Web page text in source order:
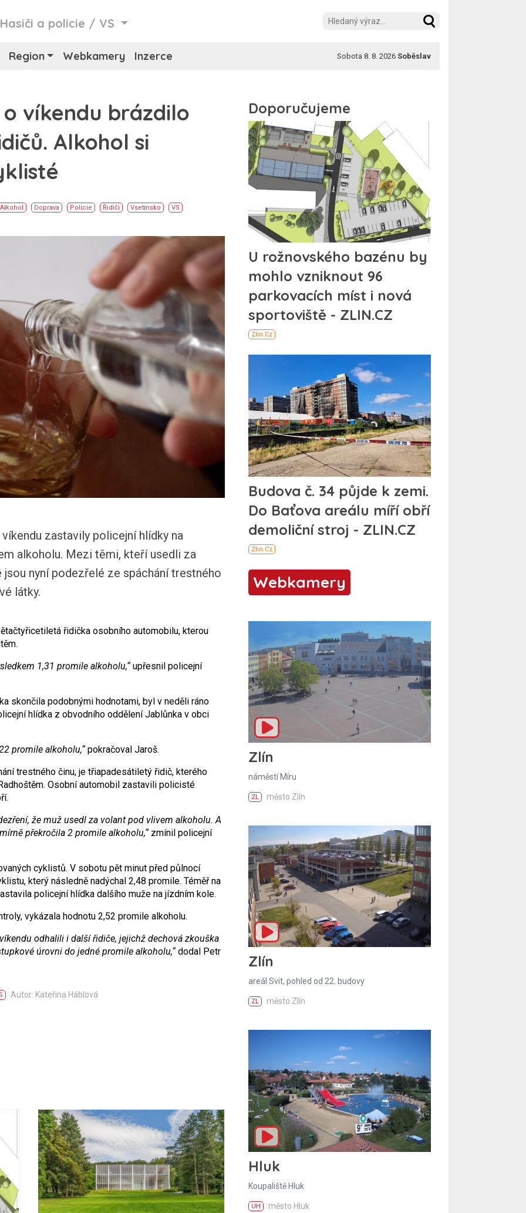
Hasiči a policie / VS
Region Webkamery Inzerce Sobota 8. 8. 2026 Soběslav
víkendu brázdilo
Alkohol si
Alkohol Doprava Policie Řidiči Vsetínsko VS
zastavily policejní hlídky na
alkoholu. Mezi těmi, kteří usedli za
nyní podezřelé ze spáchání trestného
látky.
řidička osobního automobilu, kterou
1,31 promile alkoholu,“upřesnil policejní
skončila podobnými hodnotami, byl v neděli ráno
hlídka z obvodního oddělení Jablůnka v obci
promile alkoholu,“pokračoval Jaroš.
trestného činu, je třiapadesátiletý řidič, kterého
Osobní automobil zastavili policisté
že muž usedl za volant pod vlivem alkoholu. A
překročila 2 promile alkoholu,“zmínil policejní
cyklistů. V sobotu pět minut před půlnocí
který následně nadýchal 2,48 promile. Téměř na
policejní hlídka dalšího muže na jízdním kole.
vykázala hodnotu 2,52 promile alkoholu.
odhalili i další řidiče, jejichž dechová zkouška
úrovni do jedné promile alkoholu,“dodal Petr
Autor: Kateřina Háblová
Webkamery
Zlín
náměstí Míru
ZL město Zlín
Zlín
areál Svit, pohled od 22. budovy
ZL město Zlín
Hluk
Koupaliště Hluk
UH město Hluk